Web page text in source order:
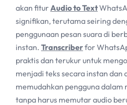
akan fitur Audio to Text
signifikan, terutama seiring
penggunaan pesan suara di
instan. Transcriberfor
praktis dan terukur untuk
menjadi teks secara instan dan
memudahkan pengguna dalam
tanpa harus memutar audio